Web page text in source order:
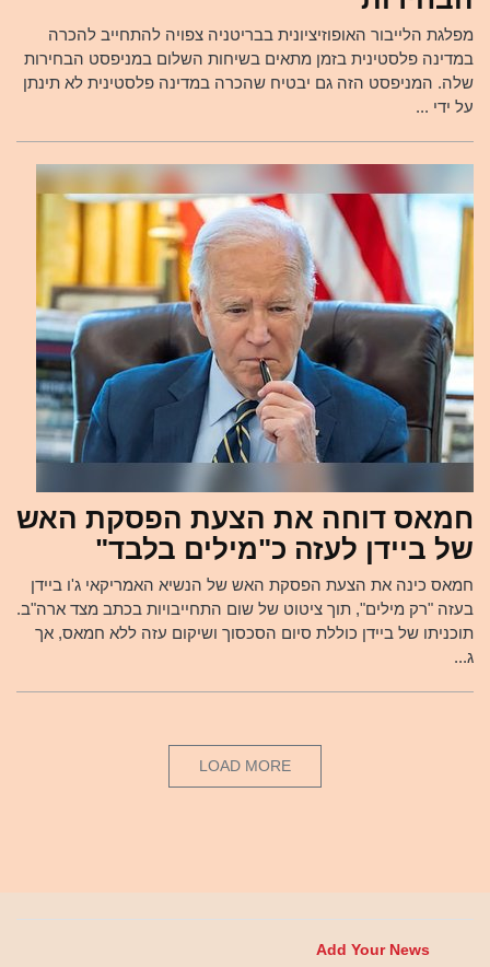
מפלגת הלייבור האופוזיציונית בבריטניה צפויה להתחייב להכרה
במדינה פלסטינית בזמן מתאים בשיחות השלום במניפסט הבחירות
שלה. המניפסט הזה גם יבטיח שהכרה במדינה פלסטינית לא תינתן
על ידי ...
חמאס דוחה את הצעת הפסקת האש
של ביידן לעזה כ"מילים בלבד"
חמאס כינה את הצעת הפסקת האש של הנשיא האמריקאי ג'ו ביידן
בעזה "רק מילים", תוך ציטוט של שום התחייבויות בכתב מצד ארה"ב.
תוכניתו של ביידן כוללת סיום הסכסוך ושיקום עזה ללא חמאס, אך
ג...
LOAD MORE
Add Your News